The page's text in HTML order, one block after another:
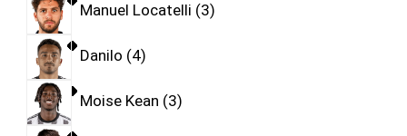
Manuel Locatelli 3
Danilo 4
Moise Kean 3